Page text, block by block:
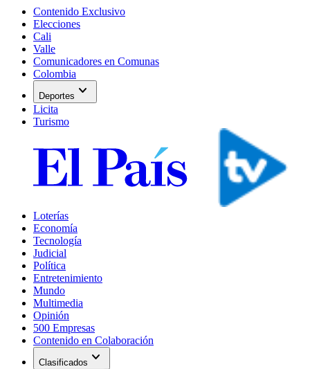
Contenido Exclusivo
Elecciones
Cali
Valle
Comunicadores en Comunas
Colombia
Deportes expand_more
Licita
Turismo
Loterías
Economía
Tecnología
Judicial
Política
Entretenimiento
Mundo
Multimedia
Opinión
500 Empresas
Contenido en Colaboración
Clasificados expand_more